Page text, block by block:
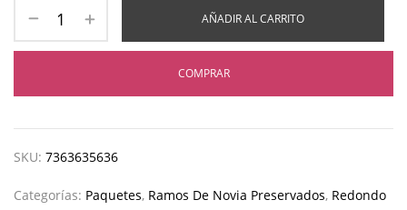
AÑADIR AL CARRITO
COMPRAR
SKU: 7363635636
Categorías: Paquetes, Ramos De Novia Preservados, Redondo